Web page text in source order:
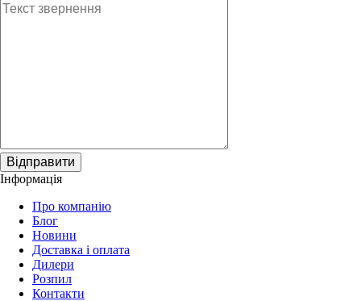
Відправити
Інформація
Про компанію
Блог
Новини
Доставка і оплата
Дилери
Розпил
Контакти